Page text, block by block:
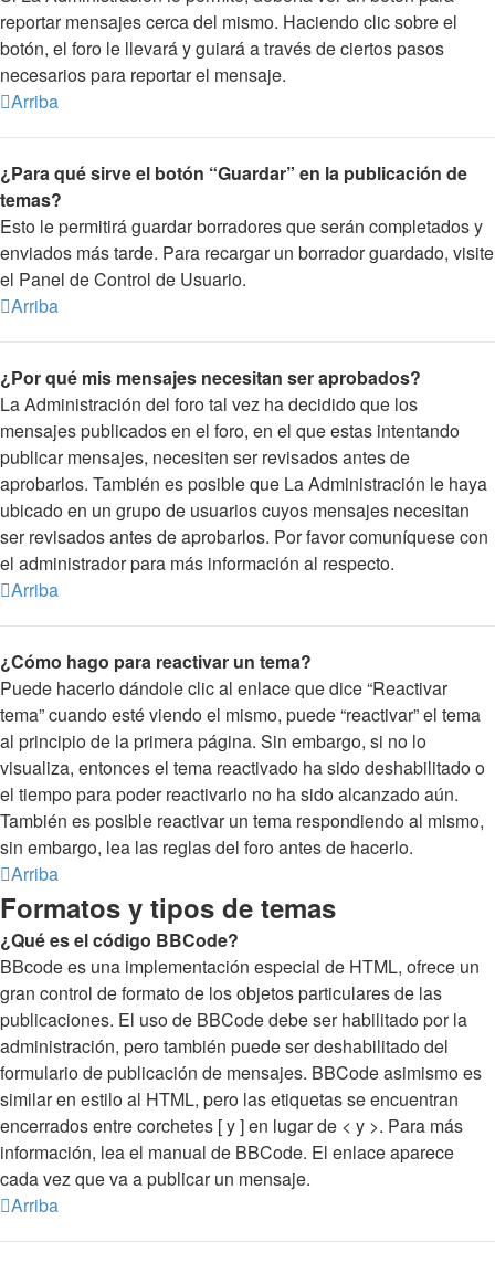
reportar mensajes cerca del mismo. Haciendo clic sobre el
botón, el foro le llevará y guiará a través de ciertos pasos
necesarios para reportar el mensaje.
Arriba
¿Para qué sirve el botón “Guardar” en la publicación de
temas?
Esto le permitirá guardar borradores que serán completados y
enviados más tarde. Para recargar un borrador guardado, visite
el Panel de Control de Usuario.
Arriba
¿Por qué mis mensajes necesitan ser aprobados?
La Administración del foro tal vez ha decidido que los
mensajes publicados en el foro, en el que estas intentando
publicar mensajes, necesiten ser revisados antes de
aprobarlos. También es posible que La Administración le haya
ubicado en un grupo de usuarios cuyos mensajes necesitan
ser revisados antes de aprobarlos. Por favor comuníquese con
el administrador para más información al respecto.
Arriba
¿Cómo hago para reactivar un tema?
Puede hacerlo dándole clic al enlace que dice “Reactivar
tema” cuando esté viendo el mismo, puede “reactivar” el tema
al principio de la primera página. Sin embargo, si no lo
visualiza, entonces el tema reactivado ha sido deshabilitado o
el tiempo para poder reactivarlo no ha sido alcanzado aún.
También es posible reactivar un tema respondiendo al mismo,
sin embargo, lea las reglas del foro antes de hacerlo.
Arriba
Formatos y tipos de temas
¿Qué es el código BBCode?
BBcode es una implementación especial de HTML, ofrece un
gran control de formato de los objetos particulares de las
publicaciones. El uso de BBCode debe ser habilitado por la
administración, pero también puede ser deshabilitado del
formulario de publicación de mensajes. BBCode asimismo es
similar en estilo al HTML, pero las etiquetas se encuentran
encerrados entre corchetes [ y ] en lugar de < y >. Para más
información, lea el manual de BBCode. El enlace aparece
cada vez que va a publicar un mensaje.
Arriba